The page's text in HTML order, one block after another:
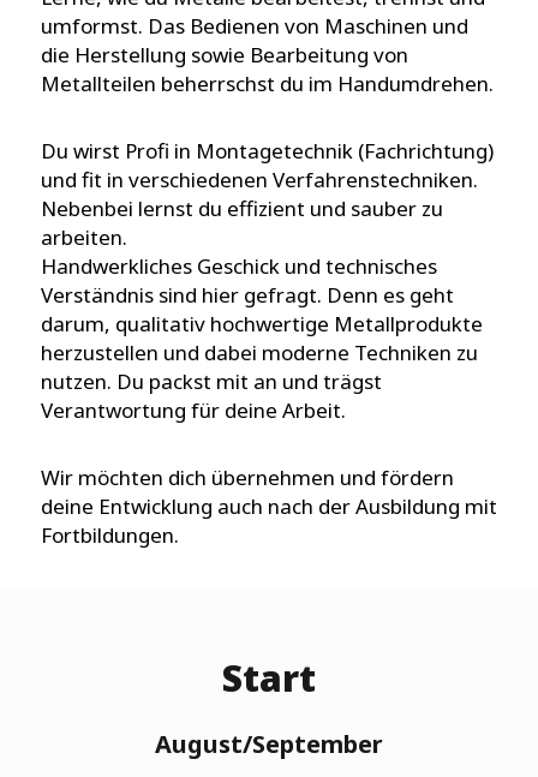
umformst. Das Bedienen von Maschinen und
die Herstellung sowie Bearbeitung von
Metallteilen beherrschst du im Handumdrehen.
Du wirst Profi in Montagetechnik (Fachrichtung)
und fit in verschiedenen Verfahrenstechniken.
Nebenbei lernst du effizient und sauber zu
arbeiten.
Handwerkliches Geschick und technisches
Verständnis sind hier gefragt. Denn es geht
darum, qualitativ hochwertige Metallprodukte
herzustellen und dabei moderne Techniken zu
nutzen. Du packst mit an und trägst
Verantwortung für deine Arbeit.
Wir möchten dich übernehmen und fördern
deine Entwicklung auch nach der Ausbildung mit
Fortbildungen.
Start
August/September